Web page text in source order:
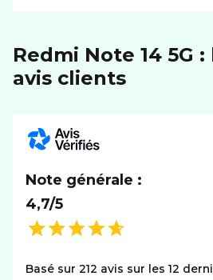
Réseaux
Redmi Note 14 5G
avis clients
Note générale :
4,7/5
Basé sur 212 avis sur les 12